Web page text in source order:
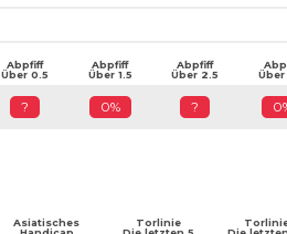
Abpfiff
Über 0.5
Abpfiff
Über 1.5
Abpfiff
Über 2.5
Über
? 0% ?
Asiatisches
Torlinie